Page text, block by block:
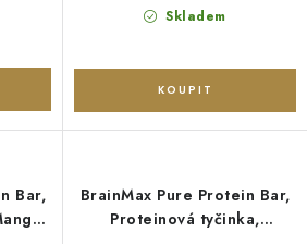
Skladem
Bar,
BrainMax Pure Protein Bar,
Proteinová tyčinka,